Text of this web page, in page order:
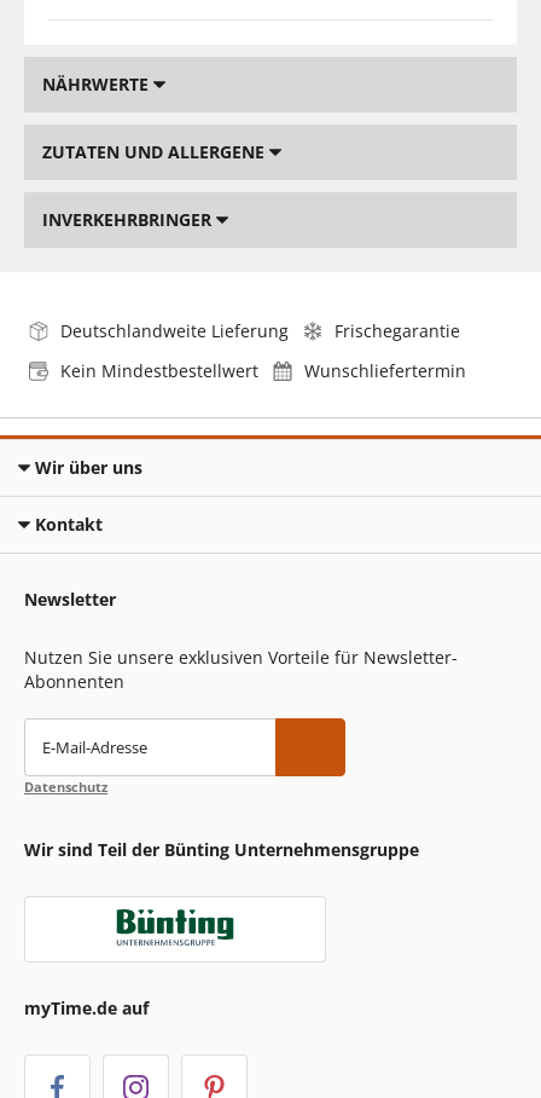
NÄHRWERTE
ZUTATEN UND ALLERGENE
INVERKEHRBRINGER
Deutschlandweite Lieferung
Frischegarantie
Kein Mindestbestellwert
Wunschliefertermin
Wir über uns
Kontakt
Newsletter
Nutzen Sie unsere exklusiven Vorteile für Newsletter-
Abonnenten
E-Mail-Adresse
Datenschutz
Wir sind Teil der Bünting Unternehmensgruppe
myTime.de auf